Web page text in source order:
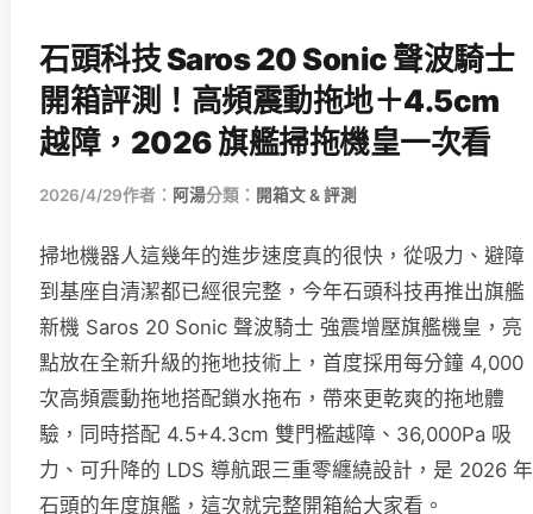
石頭科技 Saros 20 Sonic 聲波騎士
開箱評測！高頻震動拖地＋4.5cm
越障，2026 旗艦掃拖機皇一次看
2026/4/29作者： 阿湯分類： 開箱文 & 評測
掃地機器人這幾年的進步速度真的很快，從吸力、避障
到基座自清潔都已經很完整，今年石頭科技再推出旗艦
新機 Saros 20 Sonic 聲波騎士 強震增壓旗艦機皇，亮
點放在全新升級的拖地技術上，首度採用每分鐘 4,000
次高頻震動拖地搭配鎖水拖布，帶來更乾爽的拖地體
驗，同時搭配 4.5+4.3cm 雙門檻越障、36,000Pa 吸
力、可升降的 LDS 導航跟三重零纏繞設計，是 2026 年
石頭的年度旗艦，這次就完整開箱給大家看。